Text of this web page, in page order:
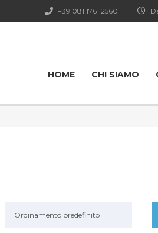
+39 081 1761 2560
HOME CHI SIAMO
Ordinamento predefinito